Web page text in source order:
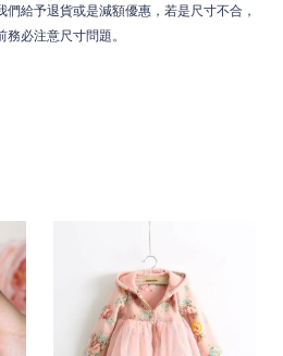
給予退貨或是減額優惠，若是尺寸不合，
必注意尺寸問題。